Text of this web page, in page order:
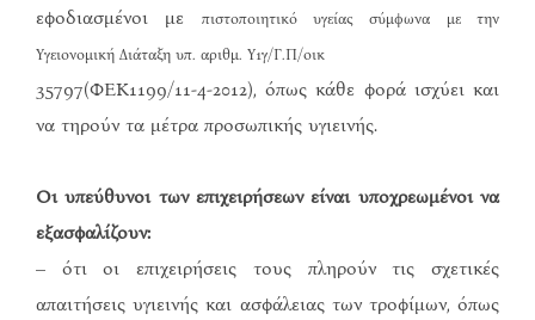
εφοδιασμένοι με
πιστοποιητικό υγείας σύμφωνα με την
Υγειονομική Διάταξη υπ. αριθμ. Υ1γ/Γ.Π/οικ
35797(ΦΕΚ1199/11-4-2012), όπως κάθε φορά ισχύει και
να τηρούν τα μέτρα προσωπικής υγιεινής.
Οι υπεύθυνοι των επιχειρήσεων είναι υποχρεωμένοι να
εξασφαλίζουν:
– ότι οι επιχειρήσεις τους πληρούν τις σχετικές
απαιτήσεις υγιεινής και ασφάλειας των τροφίμων, όπως